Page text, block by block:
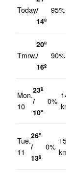
Today/
14º
95%
Tmrw.
20º
/
16º
90%
Mon.
10
23º
/
10º
0%
14
km/
Tue.
11
26º
/
13º
0%
15
km/h